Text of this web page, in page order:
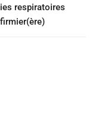
respiratoires